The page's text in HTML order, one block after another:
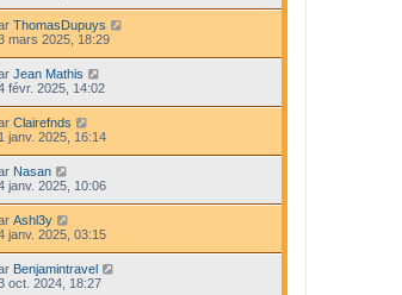
ThomasDupuys
mars 2025, 18:29
Jean Mathis
févr. 2025, 14:02
Clairefnds
janv. 2025, 16:14
Nasan
janv. 2025, 10:06
Ashl3y
janv. 2025, 03:15
Benjamintravel
oct. 2024, 18:27